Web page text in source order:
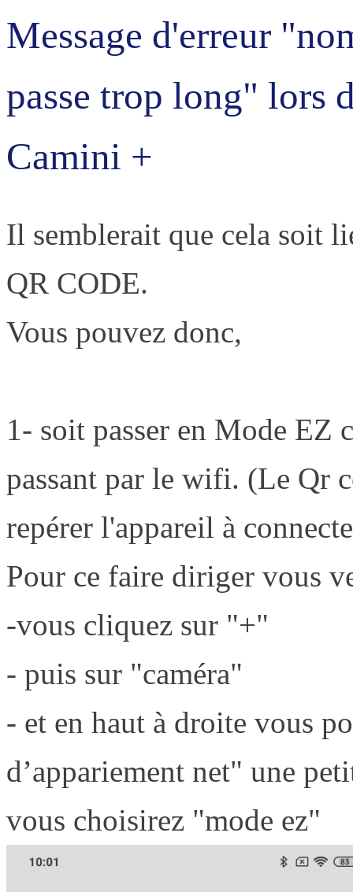
Message d'erreur
passe trop long" lors
Camini +
Il semblerait que cela soit
QR CODE.
Vous pouvez donc,
1- soit passer en Mode EZ
passant par le wifi. (Le Qr
repérer l'appareil à
Pour ce faire diriger vous
-vous cliquez sur "+"
- puis sur "caméra"
- et en haut à droite vous
d’appariement net" une
vous choisirez "mode ez"